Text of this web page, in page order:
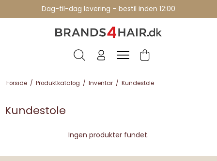
Dag-til-dag levering – bestil inden 12:00
Forside / Produktkatalog / Inventar / Kundestole
Kundestole
Ingen produkter fundet.